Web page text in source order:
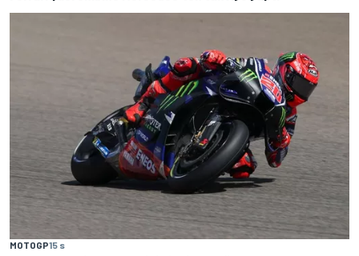
MOTOGP15 s